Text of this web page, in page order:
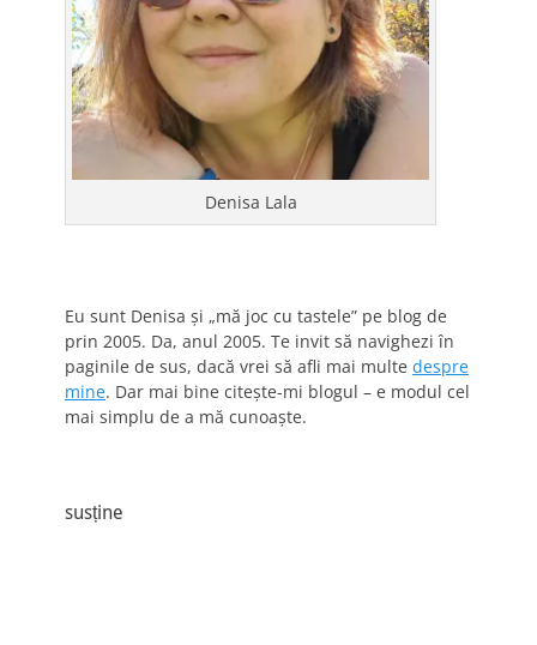
Denisa Lala
Eu sunt Denisa și „mă joc cu tastele” pe blog de
prin 2005. Da, anul 2005. Te invit să navighezi în
paginile de sus, dacă vrei să afli mai multe despre
mine. Dar mai bine citește-mi blogul – e modul cel
mai simplu de a mă cunoaște.
susține